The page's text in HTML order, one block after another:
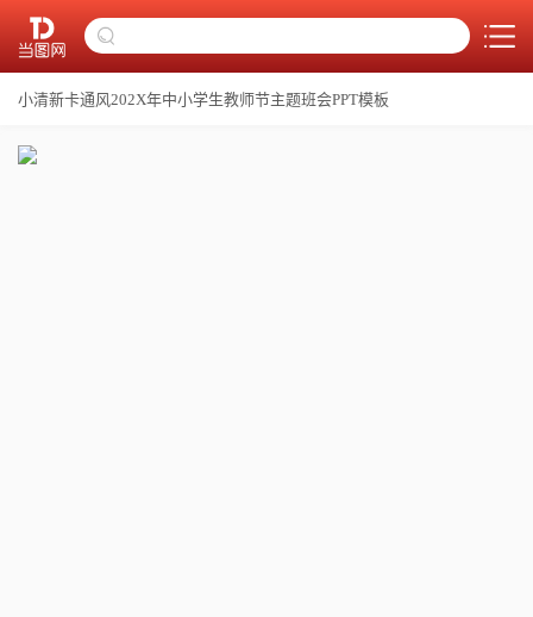
小清新卡通风202X年中小学生教师节主题班会PPT模板